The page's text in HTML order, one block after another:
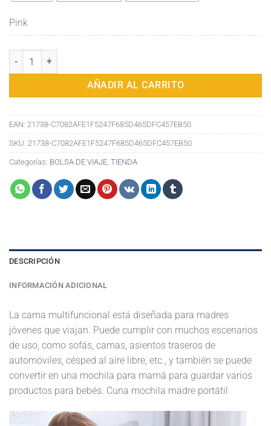
Pink
Cuna para bebé cama plegable multifuncional para recién nacido
AÑADIR AL CARRITO
EAN: 21738-C7082AFE1F5247F685D465DFC457EB50
SKU: 21738-C7082AFE1F5247F685D465DFC457EB50
Categorías: BOLSA DE VIAJE TIENDA
DESCRIPCIÓN
INFORMACIÓN ADICIONAL
La cama multifuncional está diseñada para madres
jóvenes que viajan. Puede cumplir con muchos escenarios
de uso, como sofás, camas, asientos traseros de
automóviles, césped al aire libre, etc., y también se puede
convertir en una mochila para mamá para guardar varios
productos para bebés. Cuna mochila madre portátil